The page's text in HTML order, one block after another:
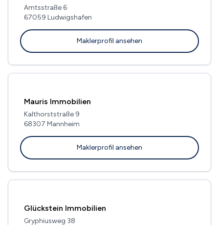
Amtsstraße 6
67059 Ludwigshafen
Maklerprofil ansehen
Mauris Immobilien
Kalthorststraße 9
68307 Mannheim
Maklerprofil ansehen
Glückstein Immobilien
Gryphiusweg 38